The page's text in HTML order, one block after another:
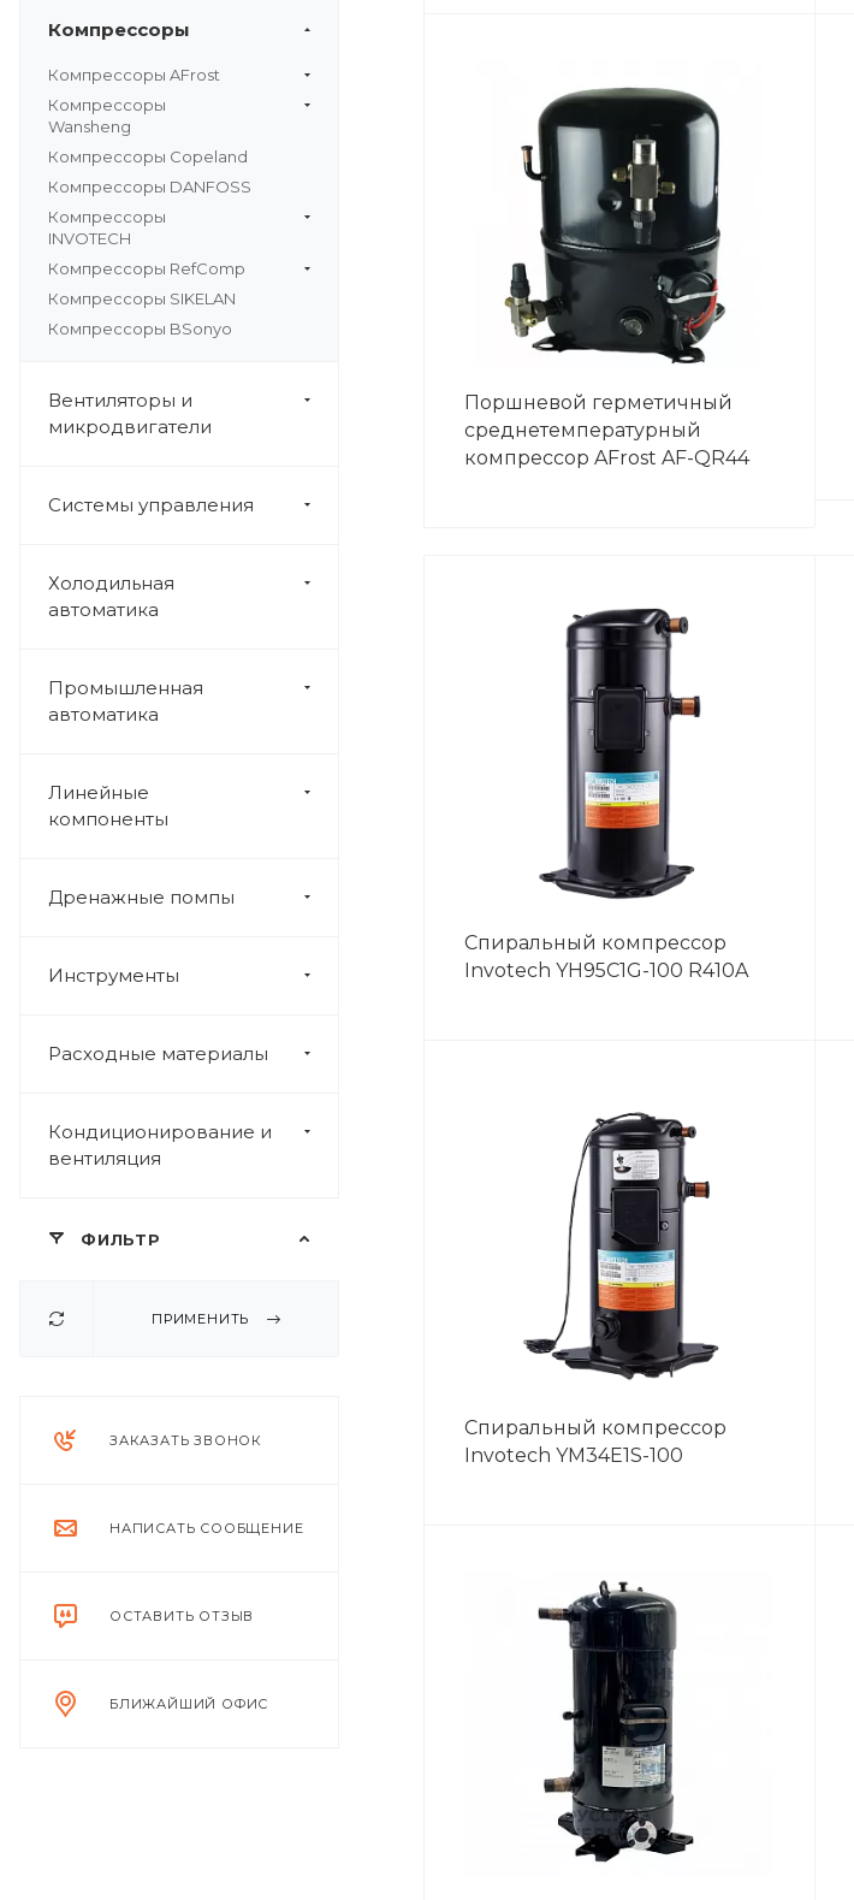
Компрессоры
Компрессоры AFrost
Компрессоры
Wansheng
Компрессоры Copeland
Компрессоры DANFOSS
Компрессоры
INVOTECH
Компрессоры RefComp
Компрессоры SIKELAN
Компрессоры BSonyo
Вентиляторы и
микродвигатели
Системы управления
Холодильная
автоматика
Промышленная
автоматика
Линейные
компоненты
Дренажные помпы
Инструменты
Расходные материалы
Кондиционирование и
вентиляция
ФИЛЬТР
ПРИМЕНИТЬ
ЗАКАЗАТЬ ЗВОНОК
НАПИСАТЬ СООБЩЕНИЕ
ОСТАВИТЬ ОТЗЫВ
БЛИЖАЙШИЙ ОФИС
Поршневой герметичный
среднетемпературный
компрессор AFrost AF-QR44
Спиральный компрессор
Invotech YH95C1G-100 R410A
Спиральный компрессор
Invotech YM34E1S-100